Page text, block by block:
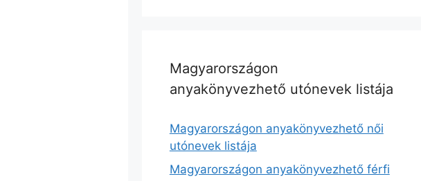
Magyarországon
anyakönyvezhető utónevek listája
Magyarországon anyakönyvezhető női
utónevek listája
Magyarországon anyakönyvezhető férfi